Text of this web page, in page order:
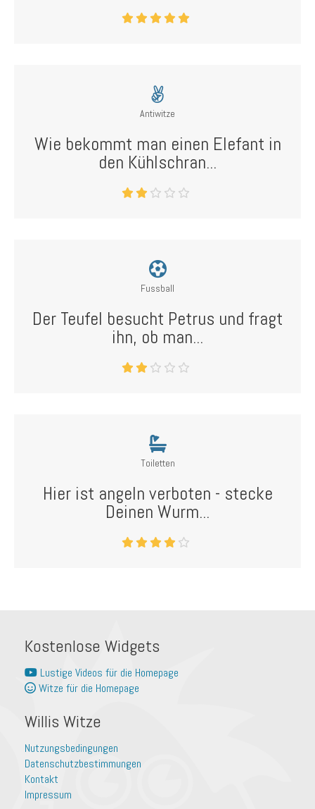
Antiwitze
Wie bekommt man einen Elefant in
den Kühlschran...
Fussball
Der Teufel besucht Petrus und fragt
ihn, ob man...
Toiletten
Hier ist angeln verboten - stecke
Deinen Wurm...
Kostenlose Widgets
Lustige Videos für die Homepage
Witze für die Homepage
Willis Witze
Nutzungsbedingungen
Datenschutzbestimmungen
Kontakt
Impressum